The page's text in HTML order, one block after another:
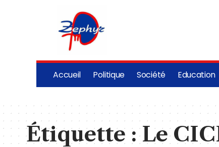
Accueil Politique Société Education
Étiquette :Le